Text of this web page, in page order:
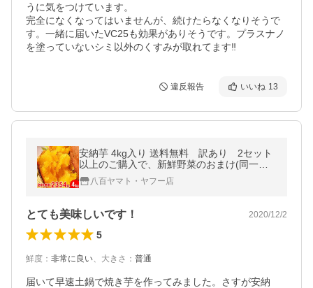
うに気をつけています。
完全になくなってはいませんが、続けたらなくなりそうで
す。一緒に届いたVC25も効果がありそうです。プラスナノ
を塗っていないシミ以外のくすみが取れてます‼︎
違反報告 いいね 13
安納芋 4kg入り 送料無料 訳あり 2セット
以上のご購入で、新鮮野菜のおまけ(同一配
送先に限ります） 焼き芋 に最適な 蜜芋
5営業日以内発送
八百ヤマト・ヤフー店
とても美味しいです！ 2020/12/2
5
鮮度 ： 非常に良い、 大きさ ： 普通
届いて早速土鍋で焼き芋を作ってみました。さすが安納